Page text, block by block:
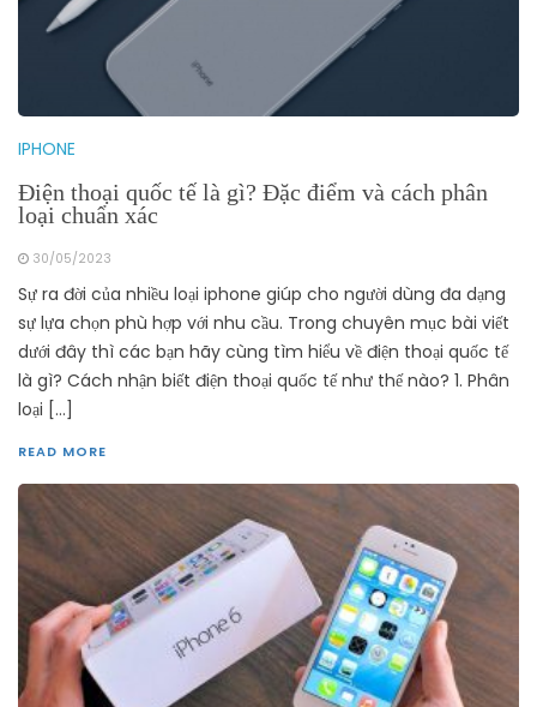
IPHONE
Điện thoại quốc tế là gì? Đặc điểm và cách phân
loại chuẩn xác
30/05/2023
Sự ra đời của nhiều loại iphone giúp cho người dùng đa dạng
sự lựa chọn phù hợp với nhu cầu. Trong chuyên mục bài viết
dưới đây thì các bạn hãy cùng tìm hiểu về điện thoại quốc tế
là gì? Cách nhận biết điện thoại quốc tế như thế nào? 1. Phân
loại […]
READ MORE